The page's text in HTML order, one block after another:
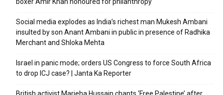
Social media explodes as India’s richest man Mukesh Ambani
insulted by son Anant Ambani in public in presence of Radhika
Merchant and Shloka Mehta
Israel in panic mode; orders US Congress to force South Africa
to drop ICJ case? | Janta Ka Reporter